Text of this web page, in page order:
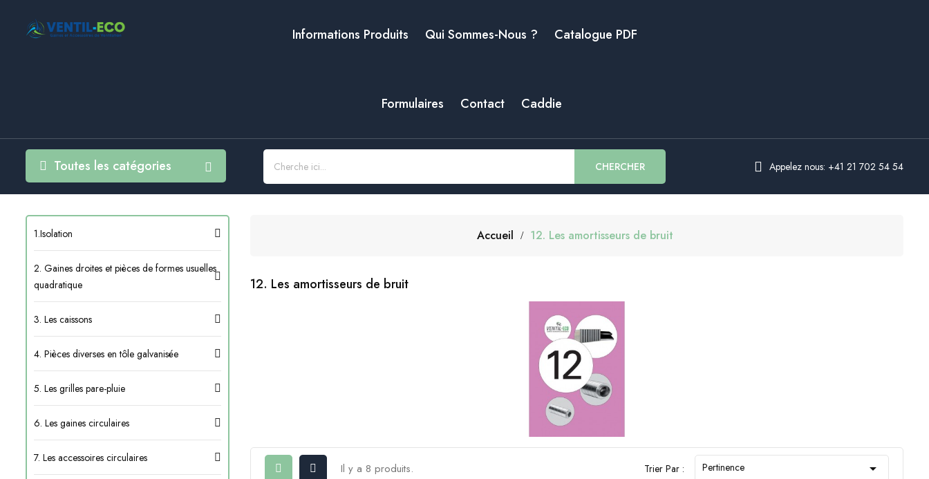
Informations Produits Qui Sommes-Nous ? Catalogue PDF
Formulaires Contact Caddie
Toutes les catégories CHERCHER Appelez nous: +41 21 702 54 54
1.Isolation
2. Gaines droites et pièces de formes usuelles
quadratique
3. Les caissons
4. Pièces diverses en tôle galvanisée
5. Les grilles pare-pluie
6. Les gaines circulaires
7. Les accessoires circulaires
Accueil 12. Les amortisseurs de bruit
12. Les amortisseurs de bruit
Il y a 8 produits. Trier Par : Pertinence 